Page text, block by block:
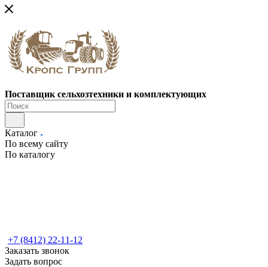
Поставщик сельхозтехники и комплектующих
Каталог
По всему сайту
По каталогу
+7 (8412) 22-11-12
Заказать звонок
Задать вопрос